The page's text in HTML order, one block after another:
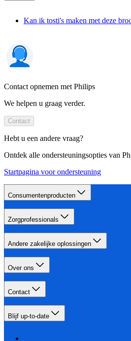
Kan ik tosti's maken met deze
Contact opnemen met Philips
We helpen u graag verder.
Contact
Hebt u een andere vraag?
Ontdek alle ondersteuningsopties van
Startpagina voor ondersteuning
Consumentenproducten
Zorgprofessionals
Andere zakelijke oplossingen
Over ons
Contact
Blijf up-to-date